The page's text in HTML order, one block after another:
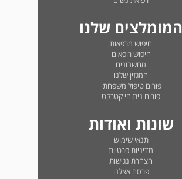
המומלצים שלנו
חיפוש מרפאות
חיפוש רופאים
מחשבונים
המגזין שלנו
פורום טיפול משפחתי
פורום ניתוחי קטרקט
שונות ואודות
תנאי שימוש
מדיניות פרטיות
הצהרת נגישות
פרסם אצלנו